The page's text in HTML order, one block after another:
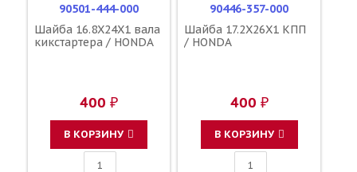
90501-444-000
Шайба 16.8X24X1 вала
кикстартера / HONDA
400 ₽
В КОРЗИНУ
90446-357-000
Шайба 17.2X26X1 КПП
/ HONDA
400 ₽
В КОРЗИНУ